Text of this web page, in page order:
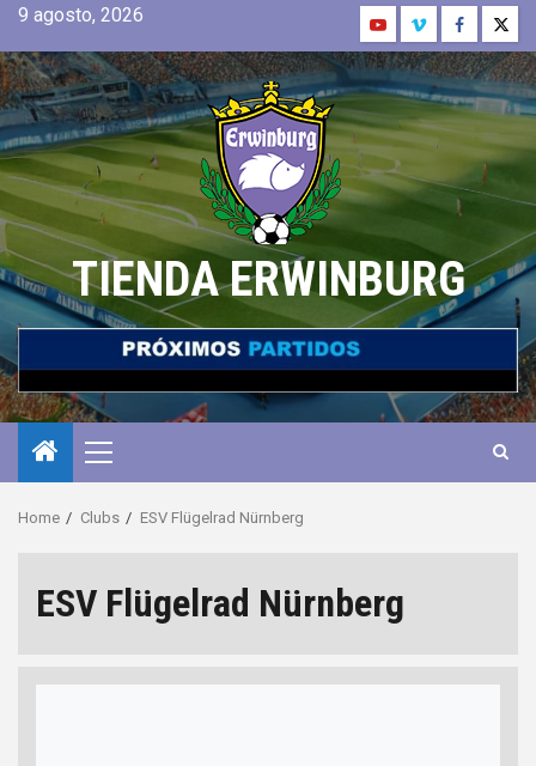
9 agosto, 2026
TIENDA ERWINBURG
Home Clubs ESV Flügelrad Nürnberg
ESV Flügelrad Nürnberg